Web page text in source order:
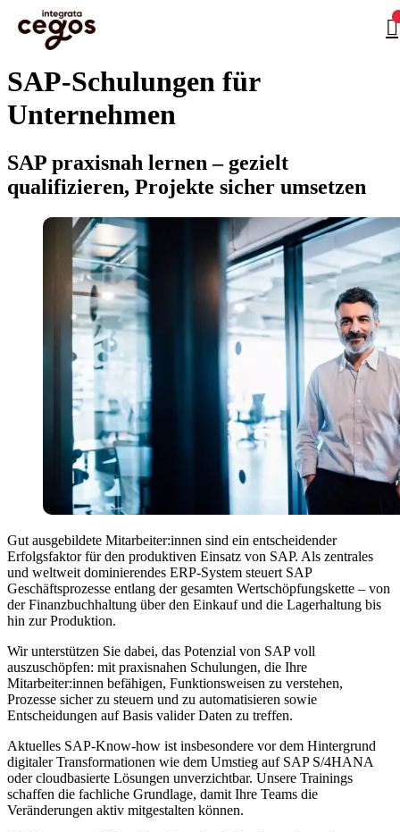
Skip to main content
Sie sind hier:Startseite
Unternehmen
SAP-Schulungen für
Unternehmen
SAP praxisnah lernen – gezielt
qualifizieren, Projekte sicher umsetzen
Gut ausgebildete Mitarbeiter:innen sind ein entscheidender
Erfolgsfaktor für den produktiven Einsatz von SAP. Als zentrales
und weltweit dominierendes ERP-System steuert SAP
Geschäftsprozesse entlang der gesamten Wertschöpfungskette – von
der Finanzbuchhaltung über den Einkauf und die Lagerhaltung bis
hin zur Produktion.
Wir unterstützen Sie dabei, das Potenzial von SAP voll
auszuschöpfen: mit praxisnahen Schulungen, die Ihre
Mitarbeiter:innen befähigen, Funktionsweisen zu verstehen,
Prozesse sicher zu steuern und zu automatisieren sowie
Entscheidungen auf Basis valider Daten zu treffen.
Aktuelles SAP-Know-how ist insbesondere vor dem Hintergrund
digitaler Transformationen wie dem Umstieg auf SAP S/4HANA
oder cloudbasierte Lösungen unverzichtbar. Unsere Trainings
schaffen die fachliche Grundlage, damit Ihre Teams die
Veränderungen aktiv mitgestalten können.